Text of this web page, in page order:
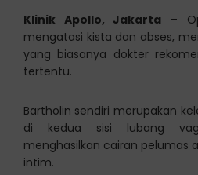
Klinik Apollo, Jakarta –
mengatasi kista dan abses,
yang biasanya dokter
tertentu.
Bartholin sendiri merupakan
di kedua sisi lubang
menghasilkan cairan pelumas
intim.